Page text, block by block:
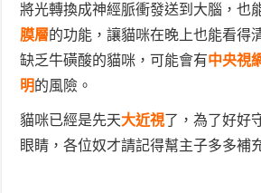
將光轉換成神經脈衝發送到大腦，也
膜層的功能，讓貓咪在晚上也能看
缺乏牛磺酸的貓咪，可能會有中央視
明的風險。
貓咪已經是先天大近視了，為了好好
眼睛，各位奴才請記得幫主子多多補